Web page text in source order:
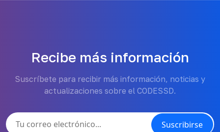
Recibe más información
Suscríbete para recibir más información, noticias y
actualizaciones sobre el CODESSD.
Suscribirse